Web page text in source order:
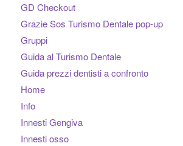
GD Checkout
Grazie Sos Turismo Dentale pop-up
Gruppi
Guida al Turismo Dentale
Guida prezzi dentisti a confronto
Home
Info
Innesti Gengiva
Innesti osso